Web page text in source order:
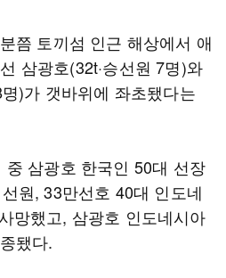
쯤 토끼섬 인근 해상에서 애
삼광호(32t·승선원 7명)와
)가 갯바위에 좌초됐다는
삼광호 한국인 50대 선장
원, 33만선호 40대 인도네
망했고, 삼광호 인도네시아
됐다.